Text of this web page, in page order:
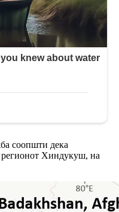
соопшти дека
регионот Хиндукуш, на